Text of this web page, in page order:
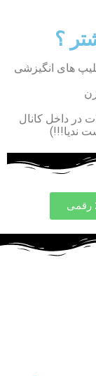
؟
های انگیزشی
در داخل کانال
ندیا!!!)